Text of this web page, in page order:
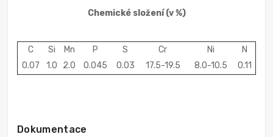
Chemické složení(v %)
C Si Mn P S Cr Ni
N
0.07
1.0 2.0 0.045 0.03 17.5-19.5 8.0-10.5 0.11
Dokumentace